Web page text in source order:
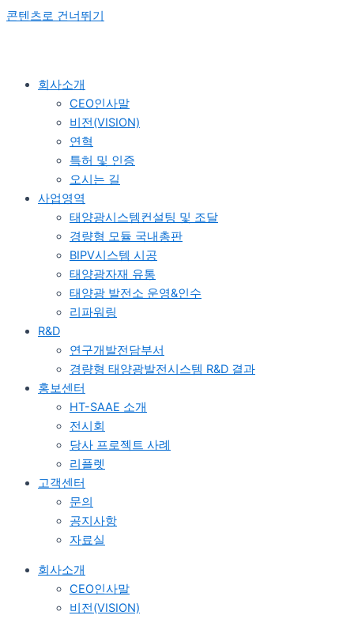
콘텐츠로 건너뛰기
회사소개
CEO인사말
비전(VISION)
연혁
특허 및 인증
오시는 길
사업영역
태양광시스템컨설팅 및 조달
경량형 모듈 국내총판
BIPV시스템 시공
태양광자재 유통
태양광 발전소 운영&인수
리파워링
R&D
연구개발전담부서
경량형 태양광발전시스템 R&D 결과
홍보센터
HT-SAAE 소개
전시회
당사 프로젝트 사례
리플렛
고객센터
문의
공지사항
자료실
회사소개
CEO인사말
비전(VISION)